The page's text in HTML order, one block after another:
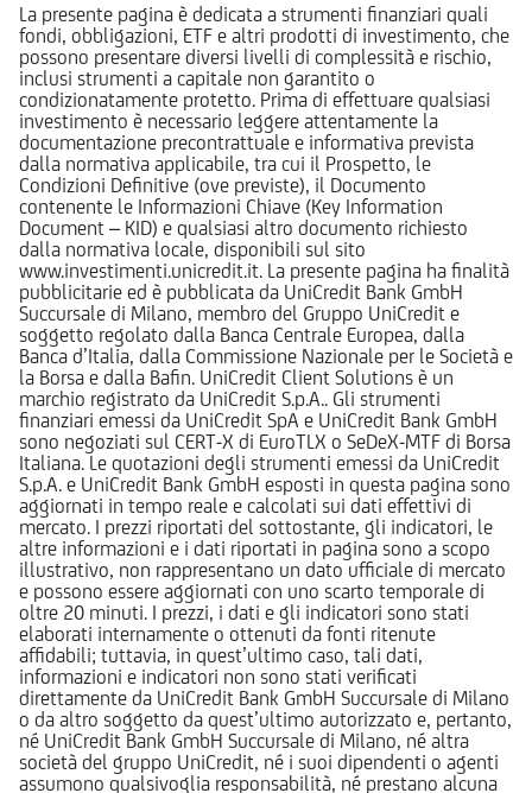
La presente pagina è dedicata a strumenti finanziari quali
fondi, obbligazioni, ETF e altri prodotti di investimento, che
possono presentare diversi livelli di complessità e rischio,
inclusi strumenti a capitale non garantito o
condizionatamente protetto. Prima di effettuare qualsiasi
investimento è necessario leggere attentamente la
documentazione precontrattuale e informativa prevista
dalla normativa applicabile, tra cui il Prospetto, le
Condizioni Definitive (ove previste), il Documento
contenente le Informazioni Chiave (Key Information
Document – KID) e qualsiasi altro documento richiesto
dalla normativa locale, disponibili sul sito
www.investimenti.unicredit.it. La presente pagina ha finalità
pubblicitarie ed è pubblicata da UniCredit Bank GmbH
Succursale di Milano, membro del Gruppo UniCredit e
soggetto regolato dalla Banca Centrale Europea, dalla
Banca d’Italia, dalla Commissione Nazionale per le Società e
la Borsa e dalla Bafin. UniCredit Client Solutions è un
marchio registrato da UniCredit S.p.A.. Gli strumenti
finanziari emessi da UniCredit SpA e UniCredit Bank GmbH
sono negoziati sul CERT-X di EuroTLX o SeDeX-MTF di Borsa
Italiana. Le quotazioni degli strumenti emessi da UniCredit
S.p.A. e UniCredit Bank GmbH esposti in questa pagina sono
aggiornati in tempo reale e calcolati sui dati effettivi di
mercato. I prezzi riportati del sottostante, gli indicatori, le
altre informazioni e i dati riportati in pagina sono a scopo
illustrativo, non rappresentano un dato ufficiale di mercato
e possono essere aggiornati con uno scarto temporale di
oltre 20 minuti. I prezzi, i dati e gli indicatori sono stati
elaborati internamente o ottenuti da fonti ritenute
affidabili; tuttavia, in quest’ultimo caso, tali dati,
informazioni e indicatori non sono stati verificati
direttamente da UniCredit Bank GmbH Succursale di Milano
o da altro soggetto da quest’ultimo autorizzato e, pertanto,
né UniCredit Bank GmbH Succursale di Milano, né altra
società del gruppo UniCredit, né i suoi dipendenti o agenti
assumono qualsivoglia responsabilità, né prestano alcuna